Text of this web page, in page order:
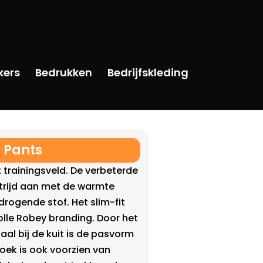
Bedrukken
Bedrijfskleding
De verbeterde
aan met de warmte
stof. Het slim-fit
Robey branding. Door het
bij de kuit is de pasvorm
is ook voorzien van